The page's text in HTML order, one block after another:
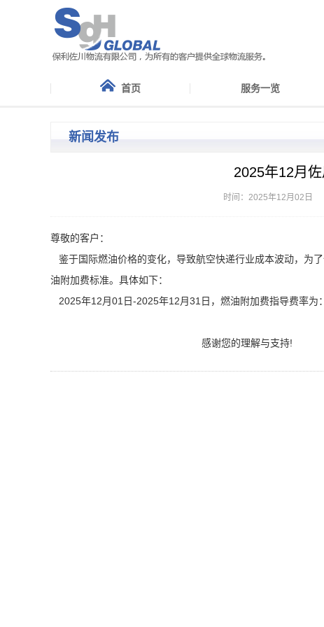
首页 服务一览
新闻发布
2025年12月
时间：2025年12月02日
尊敬的客户：
鉴于国际燃油价格的变化，导致航空快递行业成本波动，为
油附加费标准。具体如下：
2025年12月01日-2025年12月31日，燃油附加费指导费率为
感谢您的理解与支持!